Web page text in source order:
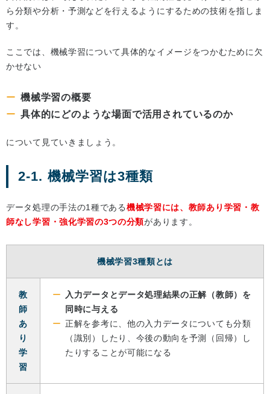
ら分類や分析・予測などを行えるようにするための技術を指しま
す。
ここでは、機械学習について具体的なイメージをつかむために欠
かせない
機械学習の概要
具体的にどのような場面で活用されているのか
について見ていきましょう。
2-1. 機械学習は3種類
データ処理の手法の1種である機械学習には、教師あり学習・教
師なし学習・強化学習の3つの分類があります。
機械学習3種類とは
教
師
あ
り
学
習
入力データとデータ処理結果の正解（教師）を
同時に与える
正解を参考に、他の入力データについても分類
（識別）したり、今後の動向を予測（回帰）し
たりすることが可能になる